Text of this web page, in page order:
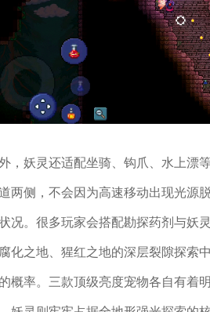
，妖灵还适配坐骑、钩爪、水上漂
两侧，不会因为高速移动出现光
况。很多玩家会搭配勘探药剂与妖
化之地、猩红之地的深层裂隙探索
概率。三款顶级亮度宠物各自有着